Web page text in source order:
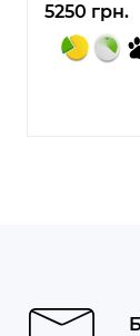
5250 грн.